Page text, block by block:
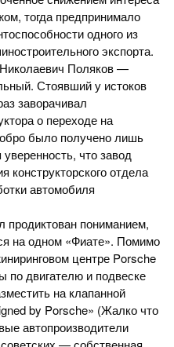
тогда предпринимало
одного из
экспорта.
Поляков —
Стоявший у истоков
заворачивал
о переходе на
было получено лишь
уверенность, что завод
конструкторского отдела
автомобиля
пониманием,
на одном «Фиате». Помимо
центре Porsche
по двигателю и подвеске
на клапанной
by Porsche» (Жалко что
автопроизводители